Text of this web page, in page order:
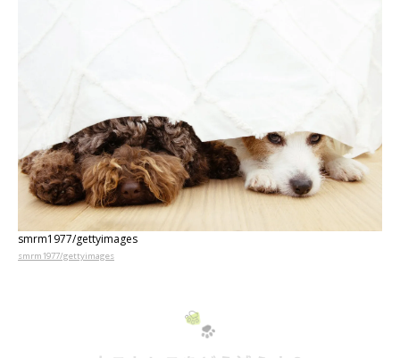
smrm1977/gettyimages
smrm1977/gettyimages